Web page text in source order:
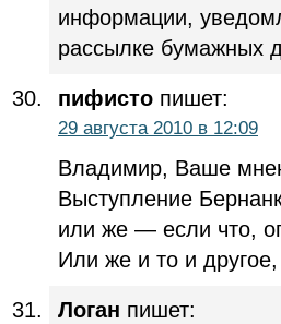
информации,
рассылке бумажных
пифисто пишет:
29 августа 2010 в 12:09
Владимир, Ваше
Выступление
или же — если что,
Или же и то и
Логан пишет: